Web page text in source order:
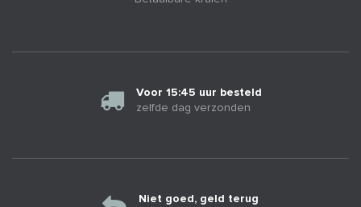
Voor 15:45 uur besteld
zelfde dag verzonden
Niet goed, geld terug